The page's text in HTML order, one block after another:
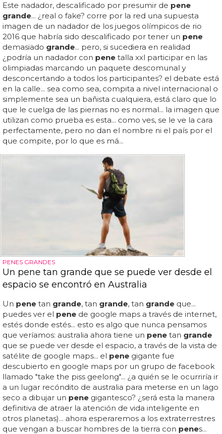
Este nadador, descalificado por presumir de pene
grande... ¿real o fake? corre por la red una supuesta
imagen de un nadador de los juegos olímpicos de rio
2016 que habría sido descalificado por tener un pene
demasiado grande... pero, si sucediera en realidad
¿podría un nadador con pene talla xxl participar en las
olimpiadas marcando un paquete descomunal y
desconcertando a todos los participantes? el debate está
en la calle... sea como sea, compita a nivel internacional o
simplemente sea un bañista cualquiera, está claro que lo
que le cuelga de las piernas no es normal... la imagen que
utilizan como prueba es esta... como ves, se le ve la cara
perfectamente, pero no dan el nombre ni el país por el
que compite, por lo que es má...
PENES GRANDES
Un pene tan grande que se puede ver desde el
espacio se encontró en Australia
Un pene tan grande, tan grande, tan grande que...
puedes ver el pene de google maps a través de internet,
estés donde estés... esto es algo que nunca pensamos
que veríamos: australia ahora tiene un pene tan grande
que se puede ver desde el espacio, a través de la vista de
satélite de google maps... el pene gigante fue
descubierto en google maps por un grupo de facebook
llamado "take the piss geelong"... ¿a quién se le ocurriría ir
a un lugar recóndito de australia para meterse en un lago
seco a dibujar un pene gigantesco? ¿será esta la manera
definitiva de atraer la atención de vida inteligente en
otros planetas)... ahora esperaremos a los extraterrestres
que vengan a buscar hombres de la tierra con penes...